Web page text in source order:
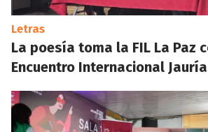
Letras
La poesía toma la FIL La Paz
Encuentro Internacional